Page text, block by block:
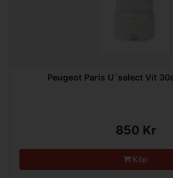
Peugeot Paris U´select Vit
850 Kr
Köp